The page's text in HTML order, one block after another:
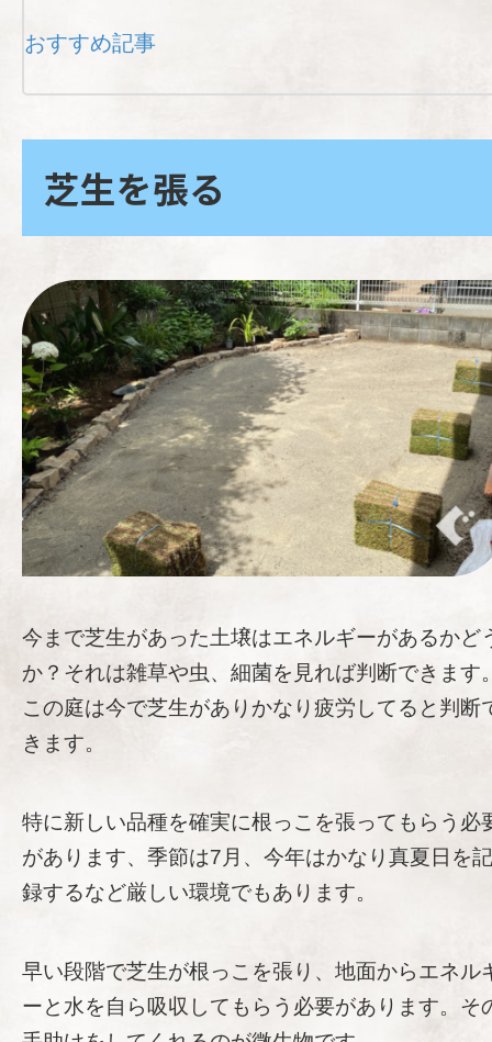
おすすめ記事
芝生を張る
今まで芝生があった土壌はエネルギーがあるかど
か？それは雑草や虫、細菌を見れば判断できます
この庭は今で芝生がありかなり疲労してると判断
きます。
特に新しい品種を確実に根っこを張ってもらう必
があります、季節は7月、今年はかなり真夏日を記
録するなど厳しい環境でもあります。
早い段階で芝生が根っこを張り、地面からエネル
ーと水を自ら吸収してもらう必要があります。そ